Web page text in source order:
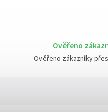
Ověřeno
Ověřeno zákazníky